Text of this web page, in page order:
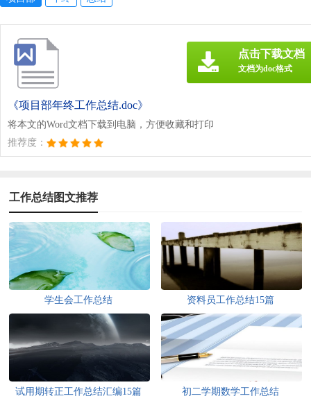
《项目部年终工作总结.doc》
将本文的Word文档下载到电脑，方便收藏和打印
推荐度：
点击下载文档
文档为doc格式
工作总结图文推荐
学生会工作总结 资料员工作总结15篇
试用期转正工作总结汇编15篇 初二学期数学工作总结